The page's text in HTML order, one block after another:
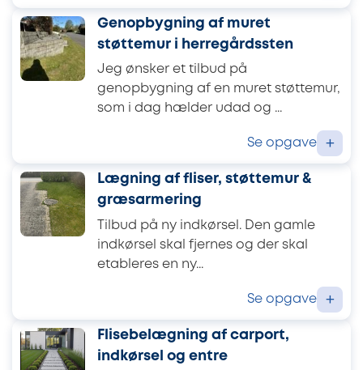
Genopbygning af muret
støttemur i herregårdssten
Jeg ønsker et tilbud på
genopbygning af en muret støttemur,
som i dag hælder udad og ...
Se opgave +
Lægning af fliser, støttemur &
græsarmering
Tilbud på ny indkørsel. Den gamle
indkørsel skal fjernes og der skal
etableres en ny...
Se opgave +
Flisebelægning af carport,
indkørsel og entre